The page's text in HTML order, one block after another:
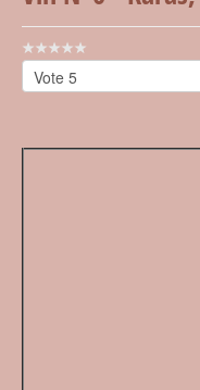
Vote
utilisateur:
Veuillez
voter